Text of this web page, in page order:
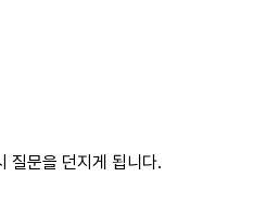
질문을 던지게 됩니다.